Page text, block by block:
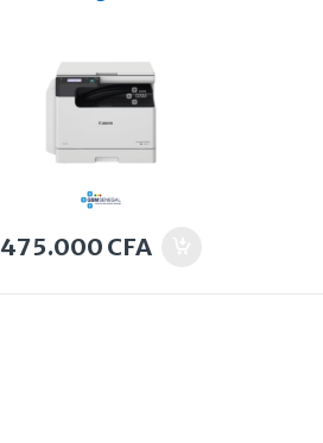
475.000 CFA